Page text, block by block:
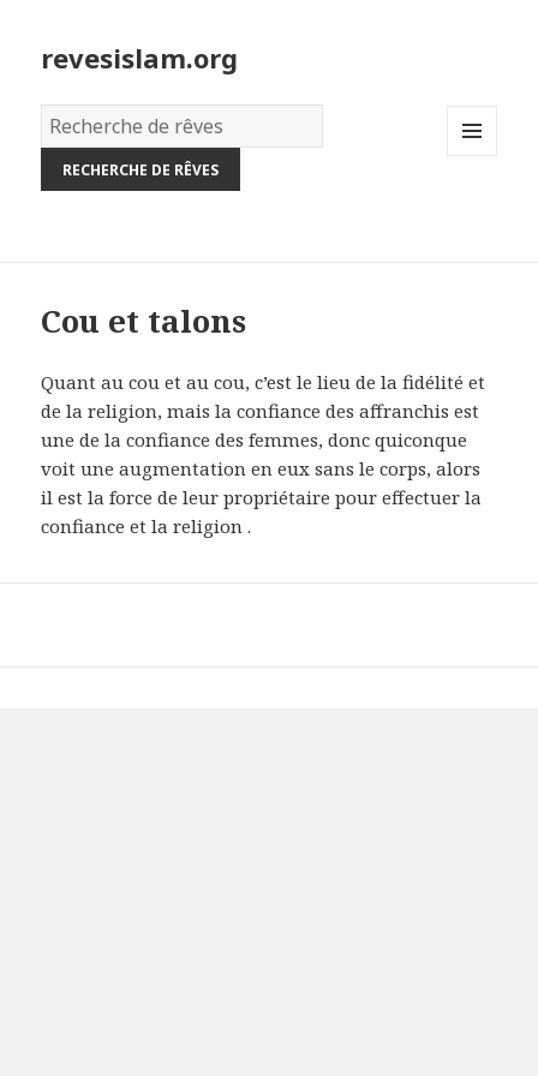
revesislam.org
Dictionnaire
des
rêves:
Cou et talons
Quant au cou et au cou, c’est le lieu de la fidélité et
de la religion, mais la confiance des affranchis est
une de la confiance des femmes, donc quiconque
voit une augmentation en eux sans le corps, alors
il est la force de leur propriétaire pour effectuer la
confiance et la religion .